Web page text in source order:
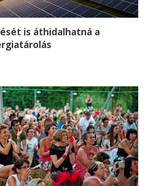
is áthidalhatná a